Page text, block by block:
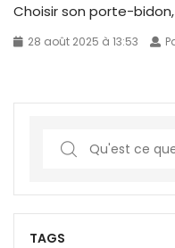
Choisir son porte-
28 août 2025 à 13:53
r
c
TAGS